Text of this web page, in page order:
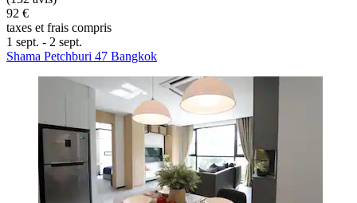
92 €
taxes et frais compris
1 sept. - 2 sept.
Shama Petchburi 47 Bangkok